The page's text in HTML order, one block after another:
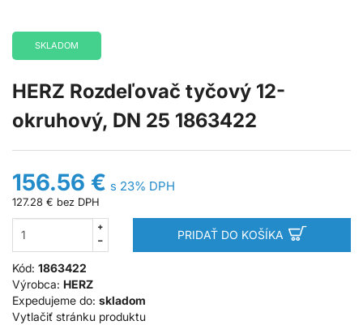
SKLADOM
HERZ Rozdeľovač tyčový 12-
okruhový, DN 25 1863422
156.56 € s 23% DPH
127.28 € bez DPH
PRIDAŤ DO KOŠÍKA
Kód: 1863422
Výrobca: HERZ
Expedujeme do: skladom
Vytlačiť stránku produktu